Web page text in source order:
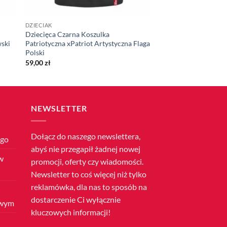
DZIECIAK
Dziecięca Czarna Koszulka
Patriotyczna xPatriot Artystyczna Flaga
Polski
59,00zł
NEWSLETTER
Dołącz do naszego newslettera,
abyś nie przegapił żadnej nowej
promocji, oferty czy wiadomości.
Newsletter to coś więcej niż tylko
reklamówka, dla nas to sposób na
dostarczenie Ci wyłącznie
kluczowych informacji!